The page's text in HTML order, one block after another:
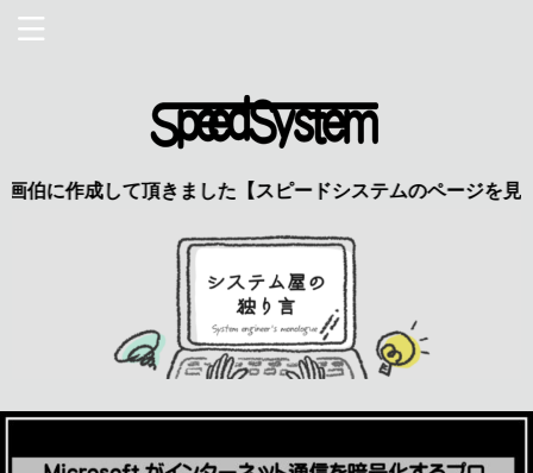
頂きました【スピードシステムのページを見た】で特典